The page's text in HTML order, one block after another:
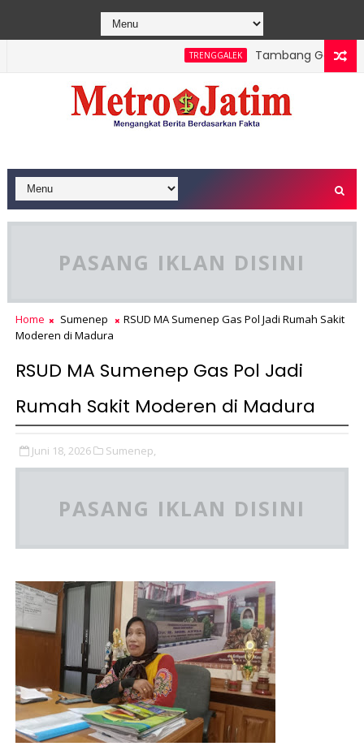
TRENGGALEK
Tambang Galian C
Polsek Bendungan dan Perhutani Patroli Terpadu Serta
PASANG IKLAN DISINI
Home Sumenep
RSUD MA Sumenep Gas Pol Jadi Rumah Sakit
Moderen di Madura
RSUD MA Sumenep Gas Pol Jadi
Rumah Sakit Moderen di Madura
Juni 18, 2026 Sumenep,
PASANG IKLAN DISINI